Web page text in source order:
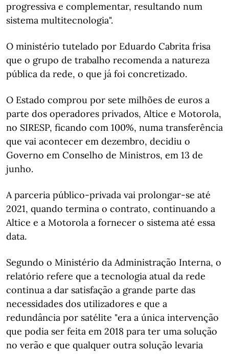
progressiva e complementar, resultando num
sistema multitecnologia".
O ministério tutelado por Eduardo Cabrita frisa
que o grupo de trabalho recomenda a natureza
pública da rede, o que já foi concretizado.
O Estado comprou por sete milhões de euros a
parte dos operadores privados, Altice e Motorola,
no SIRESP, ficando com 100%, numa transferência
que vai acontecer em dezembro, decidiu o
Governo em Conselho de Ministros, em 13 de
junho.
A parceria público-privada vai prolongar-se até
2021, quando termina o contrato, continuando a
Altice e a Motorola a fornecer o sistema até essa
data.
Segundo o Ministério da Administração Interna, o
relatório refere que a tecnologia atual da rede
continua a dar satisfação a grande parte das
necessidades dos utilizadores e que a
redundância por satélite "era a única intervenção
que podia ser feita em 2018 para ter uma solução
no verão e que qualquer outra solução levaria